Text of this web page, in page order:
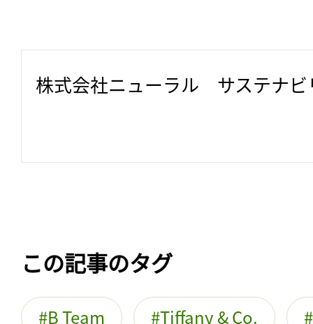
株式会社ニューラル　サステナ
この記事のタグ
B Team Tiffany & Co.